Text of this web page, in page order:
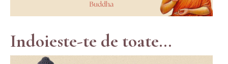
Indoieste-te de toate...